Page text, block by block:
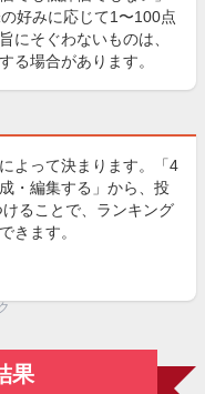
好みに応じて1〜100点
にそぐわないものは、
る場合があります。
よって決まります。「4
・編集する」から、投
ることで、ランキング
きます。
果